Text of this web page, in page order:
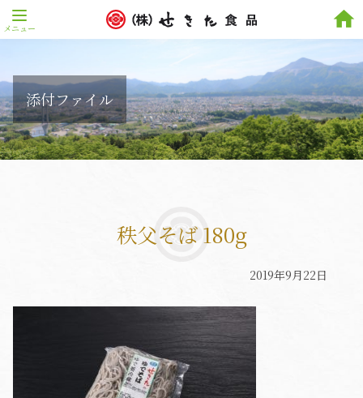
home
添付ファイル
秩父そば 180g
2019年9月22日